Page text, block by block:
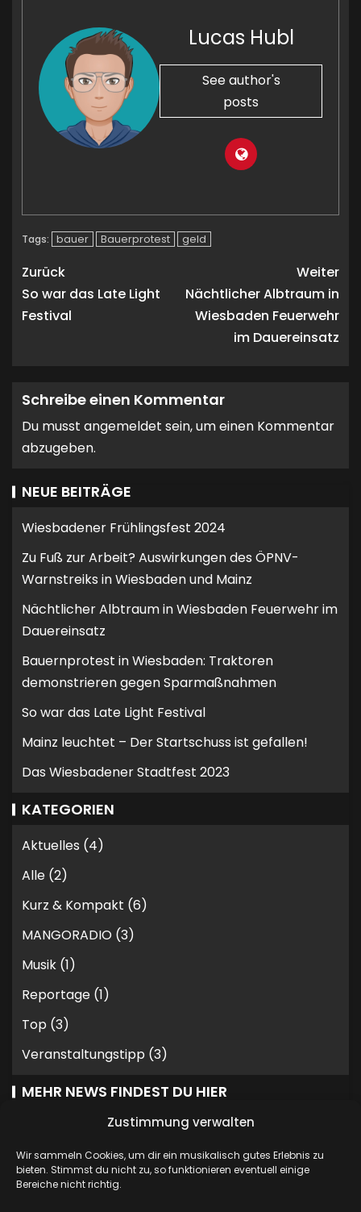
Zustimmung verwalten
Wir sammeln Cookies, um dir ein musikalisch gutes Erlebnis zu
bieten. Stimmst du nicht zu, so funktionieren eventuell einige
Bereiche nicht richtig.
Lucas Hubl
See author's
posts
Tags: bauer Bauerprotest geld
Zurück
So war das Late Light
Festival
Weiter
Nächtlicher Albtraum in
Wiesbaden Feuerwehr
im Dauereinsatz
Schreibe einen Kommentar
Du musst angemeldet sein, um einen Kommentar
abzugeben.
NEUE BEITRÄGE
Wiesbadener Frühlingsfest 2024
Zu Fuß zur Arbeit? Auswirkungen des ÖPNV-
Warnstreiks in Wiesbaden und Mainz
Nächtlicher Albtraum in Wiesbaden Feuerwehr im
Dauereinsatz
Bauernprotest in Wiesbaden: Traktoren
demonstrieren gegen Sparmaßnahmen
So war das Late Light Festival
Mainz leuchtet – Der Startschuss ist gefallen!
Das Wiesbadener Stadtfest 2023
KATEGORIEN
Aktuelles (4)
Alle (2)
Kurz & Kompakt (6)
MANGORADIO (3)
Musik (1)
Reportage (1)
Top (3)
Veranstaltungstipp (3)
MEHR NEWS FINDEST DU HIER
STATISTIKEN